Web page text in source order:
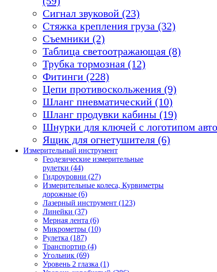
Сигнал звуковой (23)
Стяжка крепления груза (32)
Съемники (2)
Таблица светоотражающая (8)
Трубка тормозная (12)
Фитинги (228)
Цепи противоскольжения (9)
Шланг пневматический (10)
Шланг продувки кабины (19)
Шнурки для ключей с логотипом
Ящик для огнетушителя (6)
Измерительный инструмент
Геодезические измерительные
рулетки (44)
Гидроуровни (27)
Измерительные колеса, Курвиметры
дорожные (6)
Лазерный инструмент (123)
Линейки (37)
Мерная лента (6)
Микрометры (10)
Рулетка (187)
Транспортир (4)
Угольник (69)
Уровень 2 глазка (1)